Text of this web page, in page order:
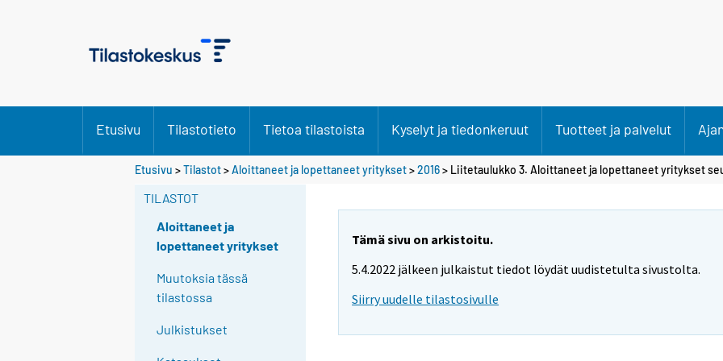
Etusivu Tilastotieto Tietoa tilastoista Kyselyt ja tiedonkeruut Tuotteet ja palvelut
Etusivu >Tilastot>Aloittaneet ja lopettaneet yritykset>2016> Liitetaulukko 3. Aloittaneet ja lopettaneet yritykset
TILASTOT
Aloittaneet ja
lopettaneet yritykset
Muutoksia tässä
tilastossa
Julkistukset
Tämä sivu on arkistoitu.
5.4.2022 jälkeen julkaistut tiedot löydät uudistetulta sivustolta.
Siirry uudelle tilastosivulle